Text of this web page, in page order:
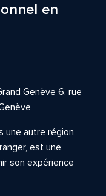
en
Genève 6, rue
une autre région
est une
son expérience